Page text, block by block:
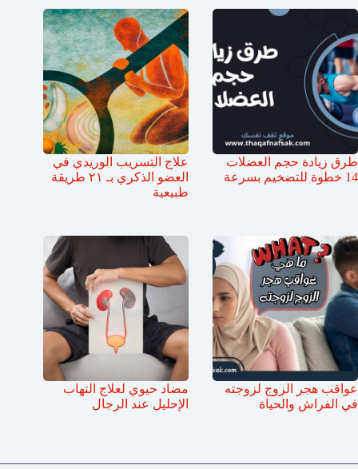
طرق زيادة حجم العضلات
14 خطوة للتضخيم بسرعة
علاج التسريب الوريدي في
العضو الذكري بـ ٢١ طريقة
طبيعية
عواقب هجر الزوج لزوجته
في الفراش والحياة
مضاد حيوي لعلاج التهاب
الإحليل عند الرجال